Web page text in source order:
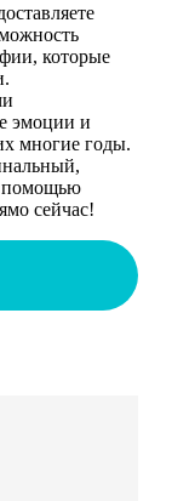
которые
эмоции и
многие годы.
помощью
сейчас!